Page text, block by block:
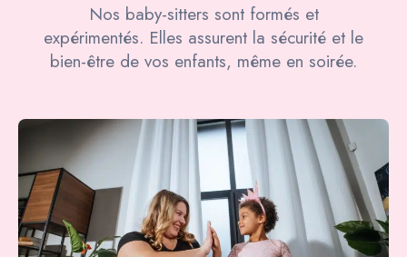
Nos baby-sitters sont formés et
expérimentés. Elles assurent la sécurité et le
bien-être de vos enfants, même en soirée.